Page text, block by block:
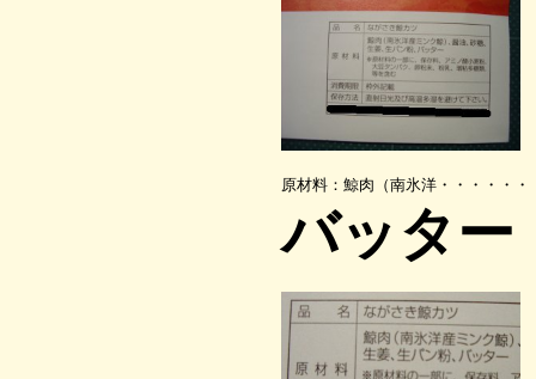
原材料：鯨肉（南氷洋・・・・・・
バッター